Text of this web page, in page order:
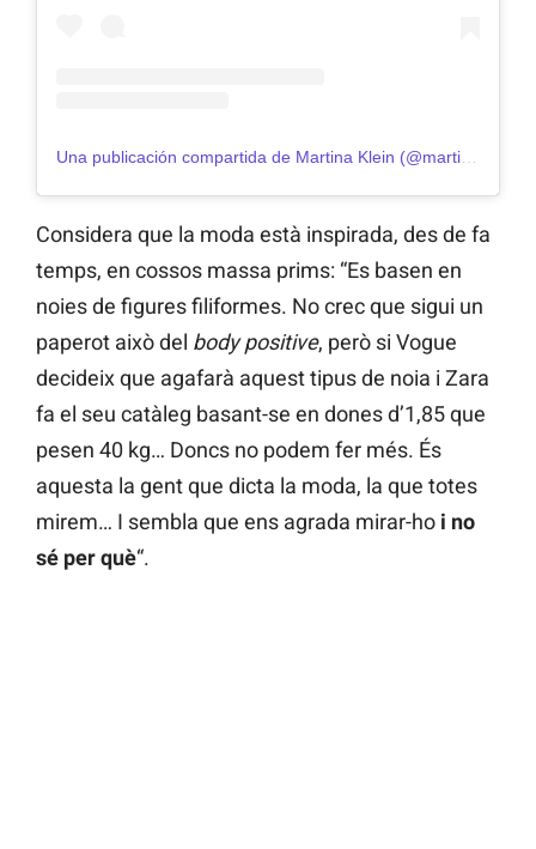
Considera que la moda està inspirada, des de fa
temps, en cossos massa prims: “Es basen en
noies de figures filiformes. No crec que sigui un
paperot això del body positive, però si Vogue
decideix que agafarà aquest tipus de noia i Zara
fa el seu catàleg basant-se en dones d’1,85 que
pesen 40 kg… Doncs no podem fer més. És
aquesta la gent que dicta la moda, la que totes
mirem… I sembla que ens agrada mirar-ho i no
sé per què“.